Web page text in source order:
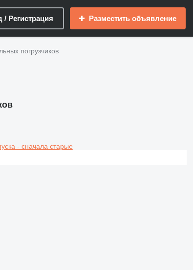
/ Регистрация Разместить объявление
погрузчиков
- сначала старые